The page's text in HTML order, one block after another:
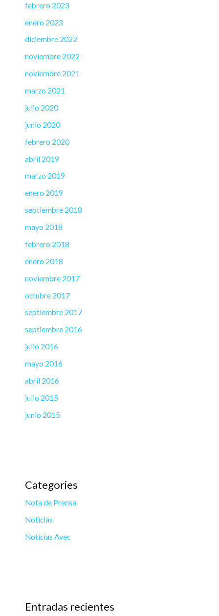
febrero 2023
enero 2023
diciembre 2022
noviembre 2022
noviembre 2021
marzo 2021
julio 2020
junio 2020
febrero 2020
abril 2019
marzo 2019
enero 2019
septiembre 2018
mayo 2018
febrero 2018
enero 2018
noviembre 2017
octubre 2017
septiembre 2017
septiembre 2016
julio 2016
mayo 2016
abril 2016
julio 2015
junio 2015
Categories
Nota de Prensa
Noticias
Noticias Avec
Entradas recientes